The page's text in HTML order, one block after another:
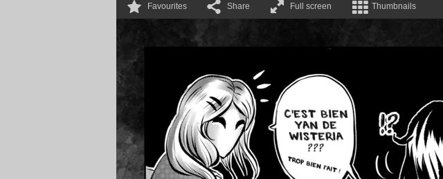
Favourites Share Full screen Thumbnails